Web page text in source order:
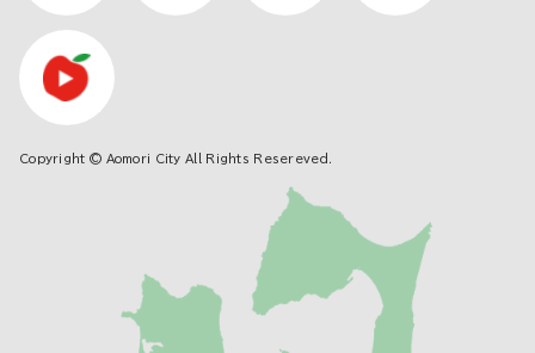
Copyright © Aomori City All Rights Resereved.